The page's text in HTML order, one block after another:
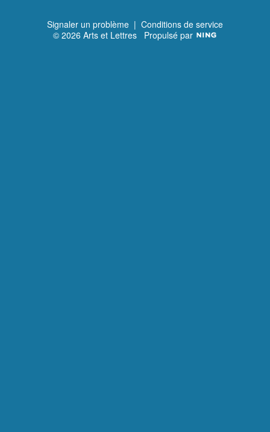
Signaler un problème | Conditions de service
© 2026 Arts et Lettres Propulsé par